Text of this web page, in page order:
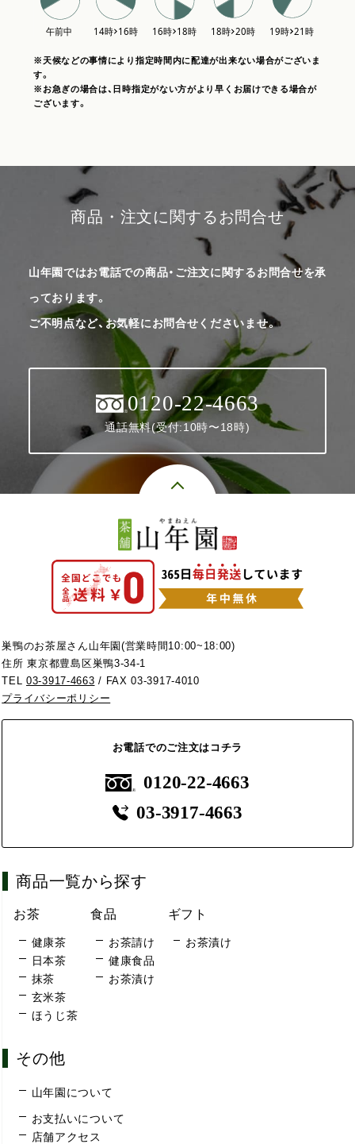
※天候などの事情により指定時間内に配達が出来ない場合がございま
す。
※お急ぎの場合は、日時指定がない方がより早くお届けできる場合が
ございます。
商品・注文に関するお問合せ
山年園ではお電話での商品・ご注文に関するお問合せを承
っております。
ご不明点など、お気軽にお問合せくださいませ。
0120-22-4663
通話無料(受付:10時〜18時)
巣鴨のお茶屋さん山年園(営業時間10:00~18:00)
住所 東京都豊島区巣鴨3-34-1
TEL03-3917-4663 / FAX 03-3917-4010
プライバシーポリシー
お電話でのご注文はコチラ
0120-22-4663
03-3917-4663
商品一覧から探す
お茶
健康茶
日本茶
抹茶
玄米茶
ほうじ茶
食品
お茶請け
健康食品
お茶漬け
ギフト
お茶漬け
その他
山年園について
お支払いについて
店舗アクセス